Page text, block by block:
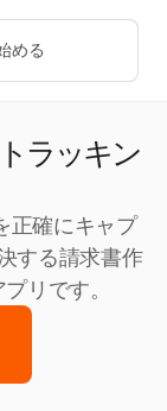
める
ラッキン
正確にキャプ
する請求書作
リです。